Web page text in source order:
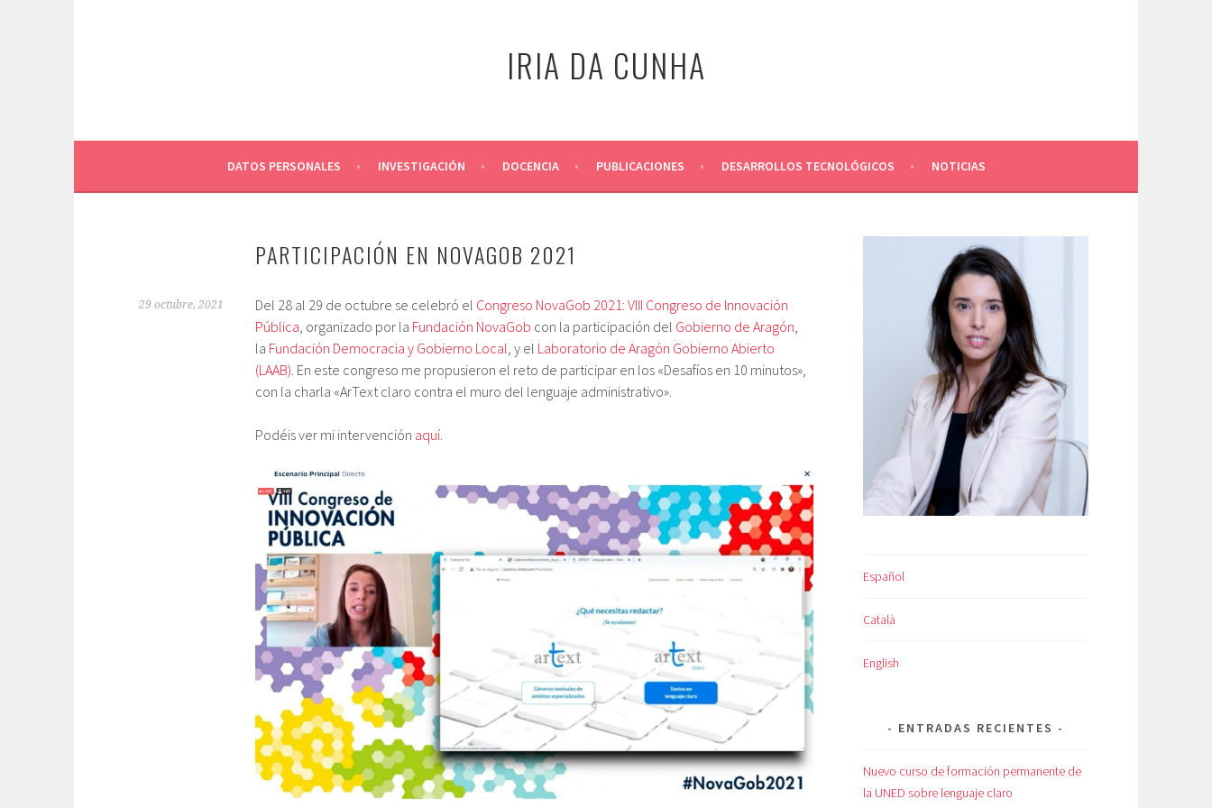
IRIA DA CUNHA
DATOS PERSONALES INVESTIGACIÓN DOCENCIA PUBLICACIONES DESARROLLOS TECNOLÓGICOS NOTICIAS
PARTICIPACIÓN EN NOVAGOB 2021
29 octubre, 2021 Del 28 al 29 de octubre se celebró el Congreso NovaGob 2021: VIII Congreso de Innovación
Pública, organizado por la Fundación NovaGob con la participación del Gobierno de Aragón,
la Fundación Democracia y Gobierno Local, y el Laboratorio de Aragón Gobierno Abierto
(LAAB). En este congreso me propusieron el reto de participar en los «Desafíos en 10 minutos»,
con la charla «ArText claro contra el muro del lenguaje administrativo».
Podéis ver mi intervención aquí.
Español
Català
English
ENTRADAS RECIENTES
Nuevo curso de formación permanente de
la UNED sobre lenguaje claro